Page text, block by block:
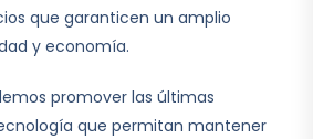
que garanticen un amplio
y economía.
promover las últimas
que permitan mantener